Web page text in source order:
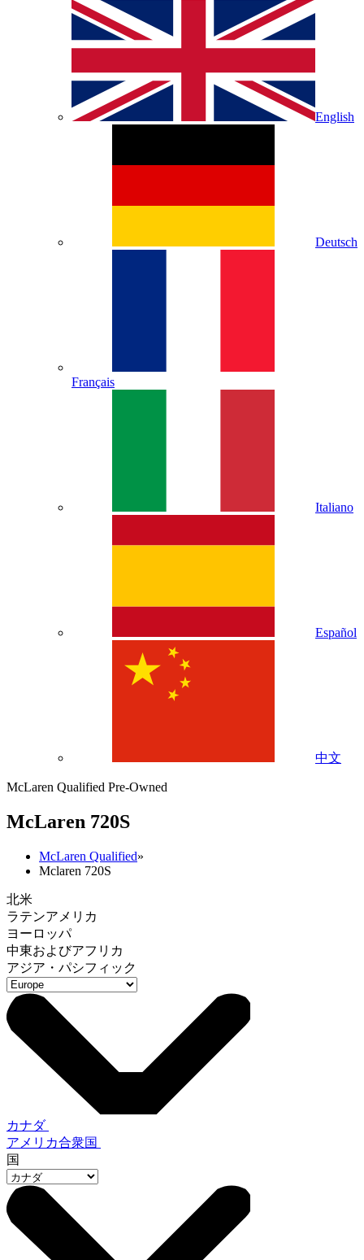
English
Deutsch
Français
Italiano
Español
中文
McLaren Qualified Pre-Owned
McLaren 720S
McLaren Qualified»
Mclaren 720S
北米
ラテンアメリカ
ヨーロッパ
中東およびアフリカ
アジア・パシフィック
カナダ
アメリカ合衆国
国